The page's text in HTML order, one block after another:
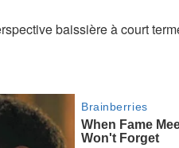
baissière à court